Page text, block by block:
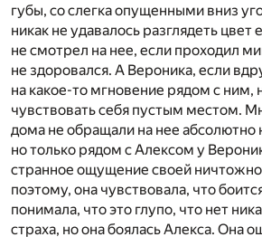
губы, со слегка опущенными вниз
никак не удавалось разглядеть цвет
не смотрел на нее, если проходил
не здоровался. А Вероника, если
на какое-то мгновение рядом с ним,
чувствовать себя пустым местом.
дома не обращали на нее абсолютно
но только рядом с Алексом у
странное ощущение своей
поэтому, она чувствовала, что
понимала, что это глупо, что нет
страха, но она боялась Алекса. Она